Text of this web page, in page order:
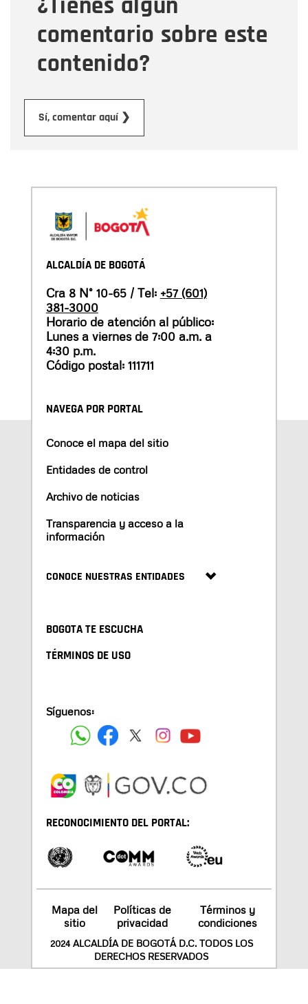
comentario sobre este
contenido?
Sí, comentar aquí ❯
ALCALDÍA DE BOGOTÁ
Cra 8 N° 10-65 / Tel: +57 (601)
381-3000
Horario de atención al público:
Lunes a viernes de 7:00 a.m. a
4:30 p.m.
Código postal: 111711
NAVEGA POR PORTAL
Conoce el mapa del sitio
Entidades de control
Archivo de noticias
Transparencia y acceso a la
información
CONOCE NUESTRAS ENTIDADES
BOGOTA TE ESCUCHA
TÉRMINOS DE USO
Síguenos:
RECONOCIMIENTO DEL PORTAL:
Mapa del
sitio
Políticas de
privacidad
Términos y
condiciones
2024 ALCALDÍA DE BOGOTÁ D.C. TODOS LOS
DERECHOS RESERVADOS